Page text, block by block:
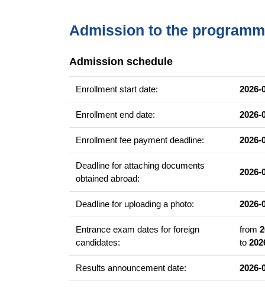
kryzysowych i mediacji.
Studia na tej specjalności są pierwszym krokiem
Example of courses
Teoretyczne i metodyczne podstawy profilaktyki
Warsztat samorozwojowy
Zarządzanie konfliktem
Diagnostyka w procesach pomocowych
Narzędzia i techniki regulacji emocji
Zajęcia rozwijające kompetencje społeczne i w
Graduate competencies
Admission to the
Admission schedule
Enrollment start date: 2026-
Enrollment end date: 2026-
Enrollment fee payment deadline: 2026-
Deadline for attaching documents
obtained abroad:
2026-
Deadline for uploading a photo: 2026-
Entrance exam dates for foreign
candidates:
from
to
Results announcement date: 2026-